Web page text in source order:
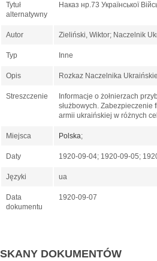
Tytuł
alternatywny
Наказ нр.73 Української
Autor Zieliński, Wiktor; Naczelnik
Typ Inne
Opis Rozkaz Naczelnika
Streszczenie
Informacje o żołnierzach
służbowych. Zabezpieczenie
armii ukraińskiej w różnych
Miejsca Polska;
Daty 1920-09-04; 1920-09-05;
Języki ua
Data
dokumentu
1920-09-07
SKANY DOKUMENTÓW